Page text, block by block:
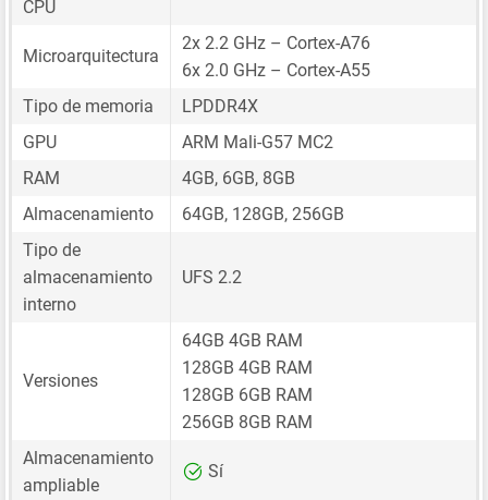
CPU
Microarquitectura
2x 2.2 GHz – Cortex-A76
6x 2.0 GHz – Cortex-A55
Tipo de memoria
LPDDR4X
GPU
ARM Mali-G57 MC2
RAM
4GB, 6GB, 8GB
Almacenamiento
64GB, 128GB, 256GB
Tipo de
almacenamiento
interno
UFS 2.2
Versiones
64GB 4GB RAM
128GB 4GB RAM
128GB 6GB RAM
256GB 8GB RAM
Almacenamiento
ampliable
Sí